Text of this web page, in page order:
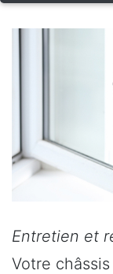
Entretien et
Votre